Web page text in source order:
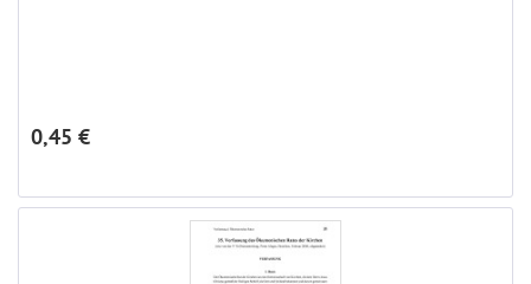
0,45 €